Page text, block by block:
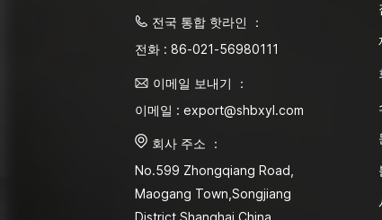
전국 통합 핫라인 ：
전화 : 86-021-56980111
이메일 보내기 ：
이메일 : export@shbxyl.com
회사 주소 ：
No.599 Zhongqiang Road,
Maogang Town,Songjiang